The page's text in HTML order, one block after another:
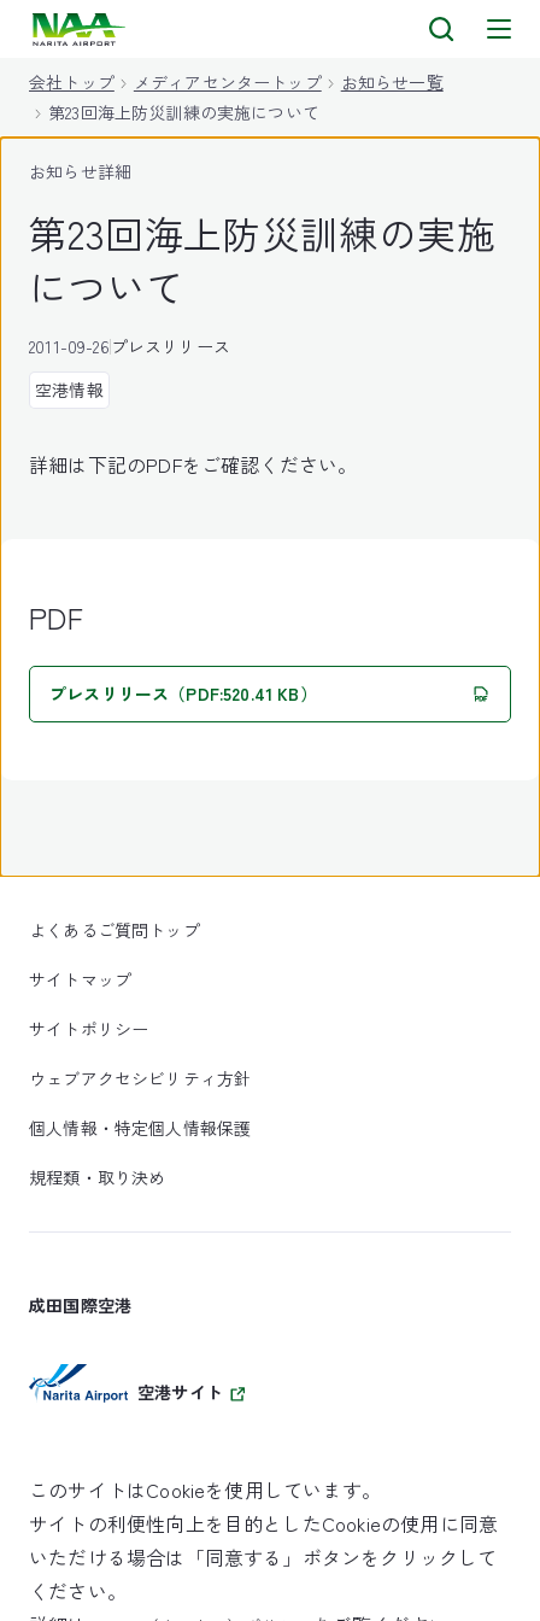
会社トップ メディアセンタートップ
お知らせ一覧
第23回海上防災訓練の実施について
お知らせ詳細
第23回海上防災訓練の実施
について
2011-09-26プレスリリース
空港情報
詳細は下記のPDFをご確認ください。
PDF
プレスリリース（PDF:520.41 KB）
よくあるご質問トップ
サイトマップ
サイトポリシー
ウェブアクセシビリティ方針
個人情報・特定個人情報保護
規程類・取り決め
成田国際空港
空港サイト
SKYTRAX
5スターエアポート
このサイトはCookieを使用しています。
サイトの利便性向上を目的としたCookieの使用に同意
いただける場合は「同意する」ボタンをクリックして
ください。